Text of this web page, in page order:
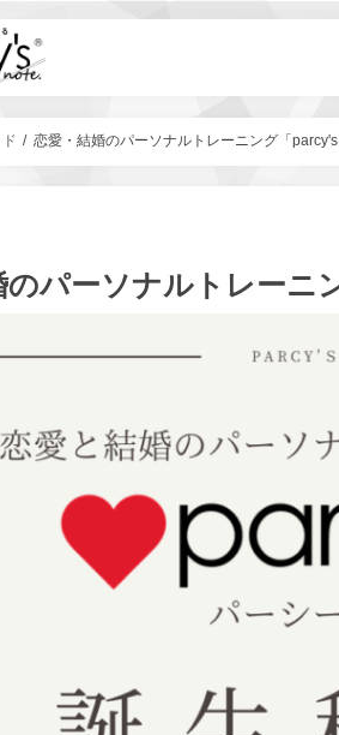
parcy's note(パーシ
恋愛・結婚のパーソナルトレーニング「
のパーソナルトレーニ